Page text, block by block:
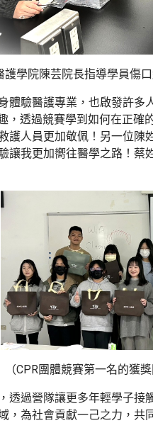
護學院陳芸院長指導學員傷
體驗醫護專業，也啟發許
，透過競賽學到如何在正
護人員更加敬佩！另一位
讓我更加嚮往醫學之路！
（CPR團體競賽第一名的獲
透過營隊讓更多年輕學子
，為社會貢獻一己之力，